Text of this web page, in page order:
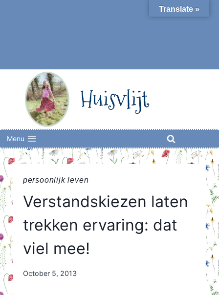
Huisvlijt
Menu
persoonlijk leven
Verstandskiezen laten
trekken ervaring: dat
viel mee!
By
October 5, 2013
Translate »